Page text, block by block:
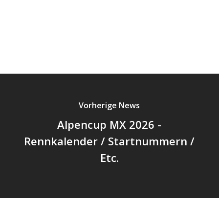
Vorherige News
Alpencup MX 2026 -
Rennkalender / Startnummern /
Etc.